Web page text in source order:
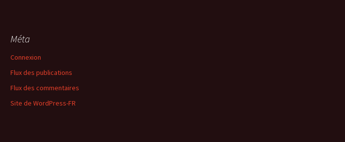
Méta
Connexion
Flux des publications
Flux des commentaires
Site de WordPress-FR